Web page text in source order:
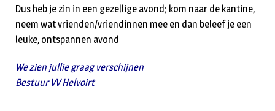
Dus heb je zin in een gezellige avond; kom naar de kantine,
neem wat vrienden/vriendinnen mee en dan beleef je een
leuke, ontspannen avond
We zien jullie graag verschijnen
Bestuur VV Helvoirt